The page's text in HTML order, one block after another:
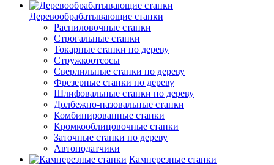
Деревообрабатывающие станки
Распиловочные станки
Строгальные станки
Токарные станки по дереву
Стружкоотсосы
Сверлильные станки по дереву
Фрезерные станки по дереву
Шлифовальные станки по дереву
Долбежно-пазовальные станки
Комбинированные станки
Кромкооблицовочные станки
Заточные станки по дереву
Автоподатчики
Камнерезные станки